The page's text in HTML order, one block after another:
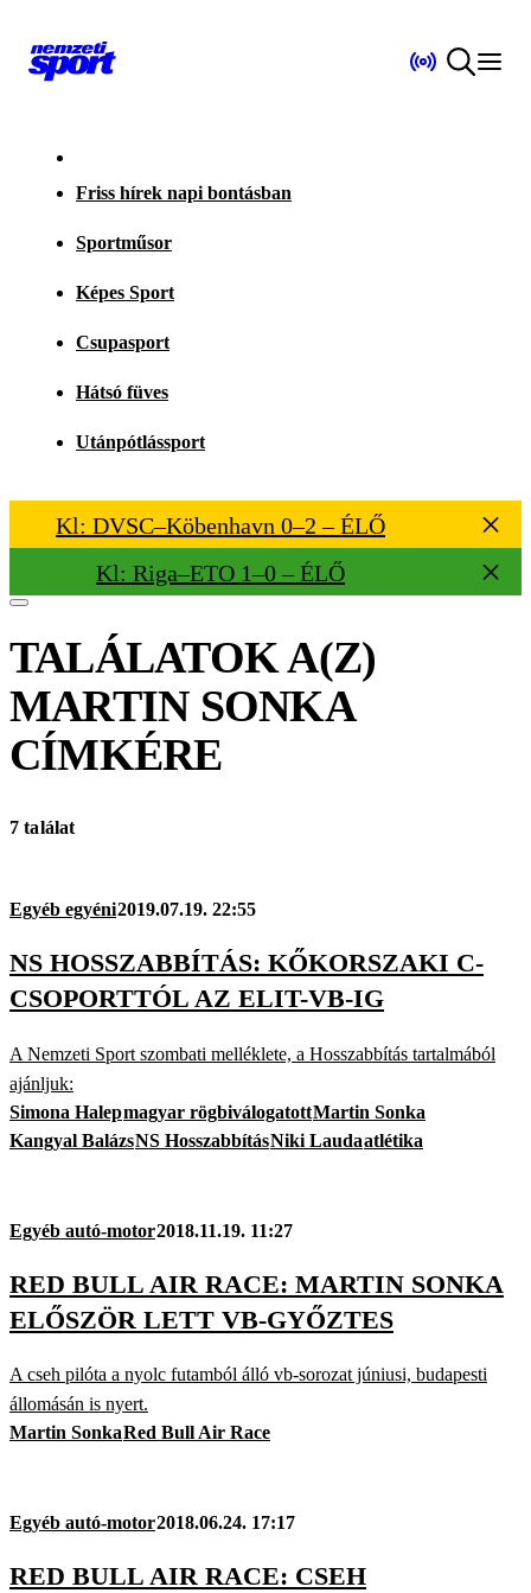
Friss hírek napi bontásban
Sportműsor
Képes Sport
Csupasport
Hátsó füves
Utánpótlássport
Kl: DVSC–Köbenhavn 0–2 – ÉLŐ
Kl: Riga–ETO 1–0 – ÉLŐ
TALÁLATOK A(Z)
MARTIN SONKA
CÍMKÉRE
7 találat
Egyéb egyéni2019.07.19. 22:55
NS HOSSZABBÍTÁS: KŐKORSZAKI C-
CSOPORTTÓL AZ ELIT-VB-IG
A Nemzeti Sport szombati melléklete, a Hosszabbítás tartalmából
ajánljuk:
Simona Halepmagyar rögbiválogatottMartin Sonka
Kangyal BalázsNS HosszabbításNiki Laudaatlétika
Egyéb autó-motor2018.11.19. 11:27
RED BULL AIR RACE: MARTIN SONKA
ELŐSZÖR LETT VB-GYŐZTES
A cseh pilóta a nyolc futamból álló vb-sorozat júniusi, budapesti
állomásán is nyert.
Martin SonkaRed Bull Air Race
Egyéb autó-motor2018.06.24. 17:17
RED BULL AIR RACE: CSEH